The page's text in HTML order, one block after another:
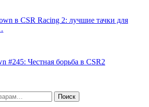
в CSR Racing 2: лучшие тачки для
#245: Честная борьба в CSR2
Поиск